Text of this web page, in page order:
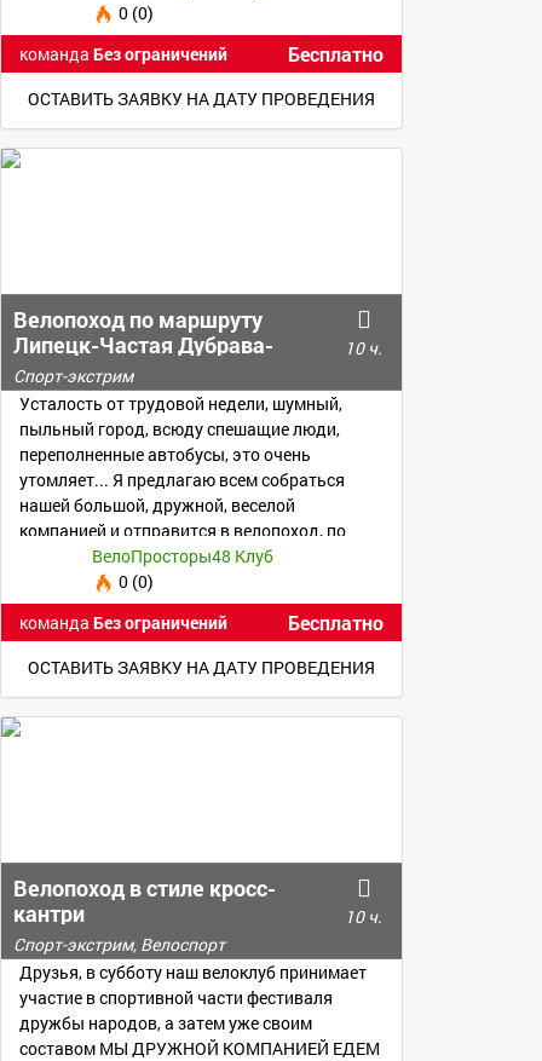
0 (0)
команда Без ограничений Бесплатно
ОСТАВИТЬ ЗАЯВКУ НА ДАТУ ПРОВЕДЕНИЯ
Велопоход по маршруту
Липецк-Частая Дубрава-
Крутые Хутора-Боринское-
Липецк
10 ч.
Спорт-экстрим
Усталость от трудовой недели, шумный,
пыльный город, всюду спешащие люди,
переполненные автобусы, это очень
утомляет... Я предлагаю всем собраться
нашей большой, дружной, веселой
компанией и отправится в велопоход, по
прекрасным местам.
ВелоПросторы48 Клуб
0 (0)
команда Без ограничений Бесплатно
ОСТАВИТЬ ЗАЯВКУ НА ДАТУ ПРОВЕДЕНИЯ
Велопоход в стиле кросс-
кантри
10 ч.
Спорт-экстрим, Велоспорт
Друзья, в субботу наш велоклуб принимает
участие в спортивной части фестиваля
дружбы народов, а затем уже своим
составом МЫ ДРУЖНОЙ КОМПАНИЕЙ ЕДЕМ